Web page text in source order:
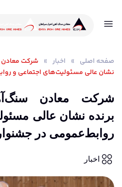
صفحه اصلی » اخبار » شرکت معادن
نشان عالی مسئولیت‌های اجتماعی و
شرکت معادن
برنده نشان عالی
روابط‌عمومی در
اخبار